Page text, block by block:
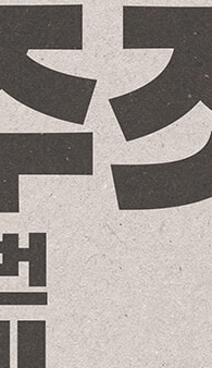
크 - 221
- 241
- 251
라이앵글 초크 - 261
제키엘 초크 - 271
마운트 암바 - 281